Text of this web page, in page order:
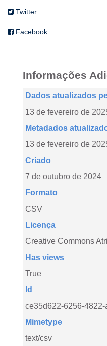
Twitter
Facebook
Informações
Dados atualizados
13 de fevereiro de
Metadados
13 de fevereiro de
Criado
7 de outubro de 2024
Formato
CSV
Licença
Creative Commons
Has views
True
Id
ce35d622-6256-
Mimetype
text/csv